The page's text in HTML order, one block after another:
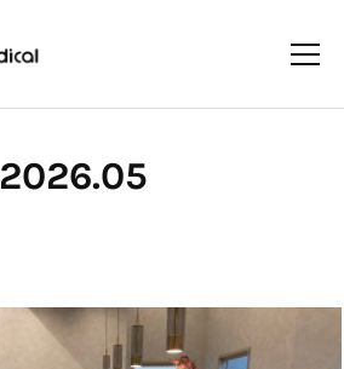
2026.05